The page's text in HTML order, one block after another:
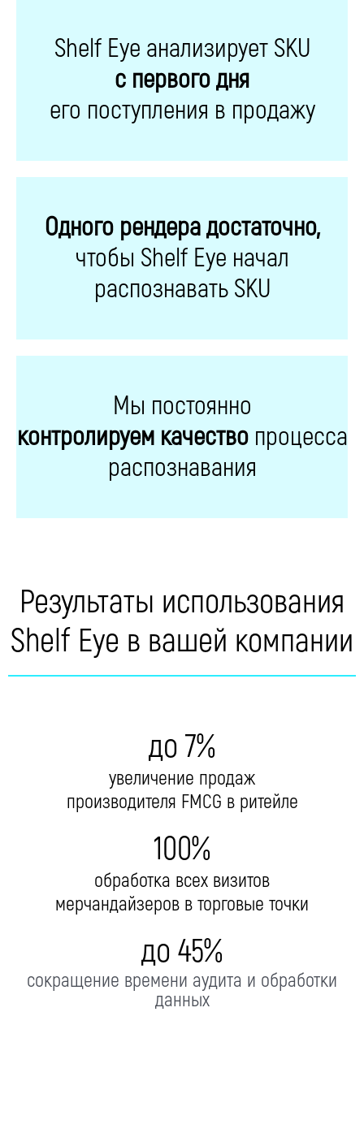
Shelf Eye анализирует SKU
с первого дня
его поступления в продажу
Одного рендера достаточно,
чтобы Shelf Eye начал
распознавать SKU
Мы постоянно
контролируем качествопроцесса
распознавания
Результаты использования
Shelf Eye в вашей компании
до 7%
увеличение продаж
производителя FMCG в ритейле
100%
обработка всех визитов
мерчандайзеров в торговые точки
до 45%
сокращение времени аудита и обработки
данных